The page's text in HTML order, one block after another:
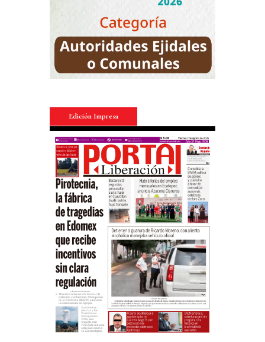
Edición Impresa